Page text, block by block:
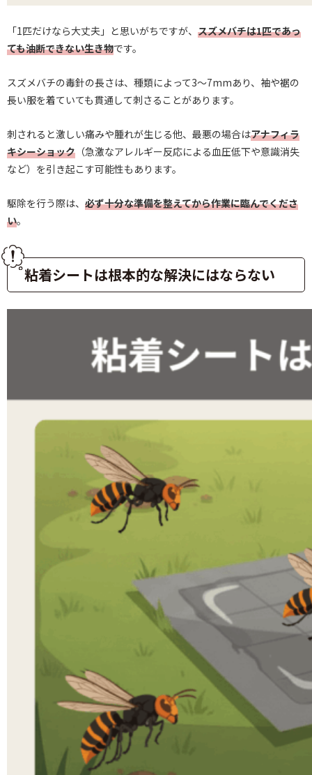
「1匹だけなら大丈夫」と思いがちですが、 スズメバチは1匹であっ
ても油断できない生き物です。
スズメバチの毒針の長さは、種類によって3〜7mmあり、袖や裾の
長い服を着ていても貫通して刺さることがあります。
刺されると激しい痛みや腫れが生じる他、最悪の場合はアナフィラ
キシーショック （急激なアレルギー反応による血圧低下や意識消失
など）を引き起こす可能性もあります。
駆除を行う際は、 必ず十分な準備を整えてから作業に臨んでくださ
い。
粘着シートは根本的な解決にはならない